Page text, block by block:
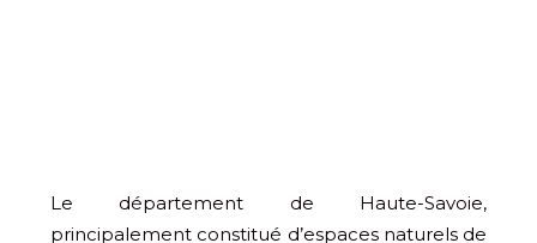
Le département de Haute-Savoie,
principalement constitué d’espaces naturels de